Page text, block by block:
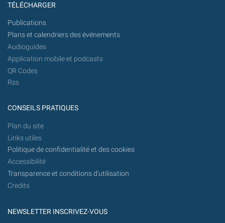
TÉLÉCHARGER
Publications
Plans et calendriers des événements
Audioguides
Application mobile et podcasts
QR Codes
Rss
CONSEILS PRATIQUES
Plan du site
Links utiles
Politique de confidentialité et des cookies
Accessibilité
Transparence et conditions d'utilisation
Credits
NEWSLETTER INSCRIVEZ-VOUS